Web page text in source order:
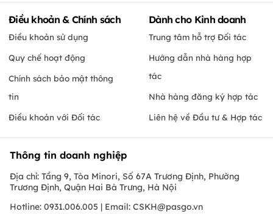
Điều khoản & Chính sách
Điều khoản sử dụng
Quy chế hoạt động
Chính sách bảo mật thông
tin
Điều khoản với Đối tác
Dành cho Kinh doanh
Trung tâm hỗ trợ Đối tác
Hướng dẫn nhà hàng hợp
tác
Nhà hàng đăng ký hợp tác
Liên hệ về Đầu tư & Hợp tác
Thông tin doanh nghiệp
Địa chỉ: Tầng 9, Tòa Minori, Số 67A Trương Định, Phường
Trương Định, Quận Hai Bà Trưng, Hà Nội
Hotline: 0931.006.005 | Email: CSKH@pasgo.vn